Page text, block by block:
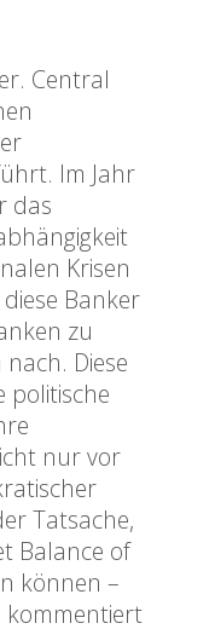
Central
Im Jahr
das
Krisen
Banker
zu
Diese
politische
nur vor
Tatsache,
Balance of
können –
kommentiert